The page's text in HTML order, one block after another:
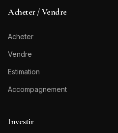
Acheter / Vendre
Acheter
Vendre
Estimation
Accompagnement
Investir